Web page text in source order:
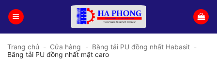
qua
Trang chủ - Cửa hàng - Băng tải PU đồng nhất Habasit -
Băng tải PU đồng nhất mặt caro